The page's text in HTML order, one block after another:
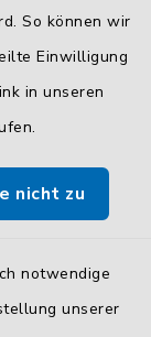
So können wir
Einwilligung
in unseren
nicht zu
notwendige
unserer
verwenden.